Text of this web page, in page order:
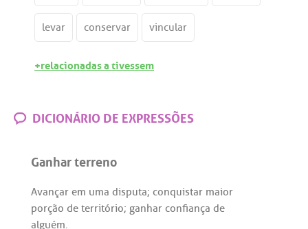
levar conservar vincular
+relacionadas a tivessem
DICIONÁRIO DE EXPRESSÕES
Ganhar terreno
Avançar em uma disputa; conquistar maior
porção de território; ganhar confiança de
alguém.